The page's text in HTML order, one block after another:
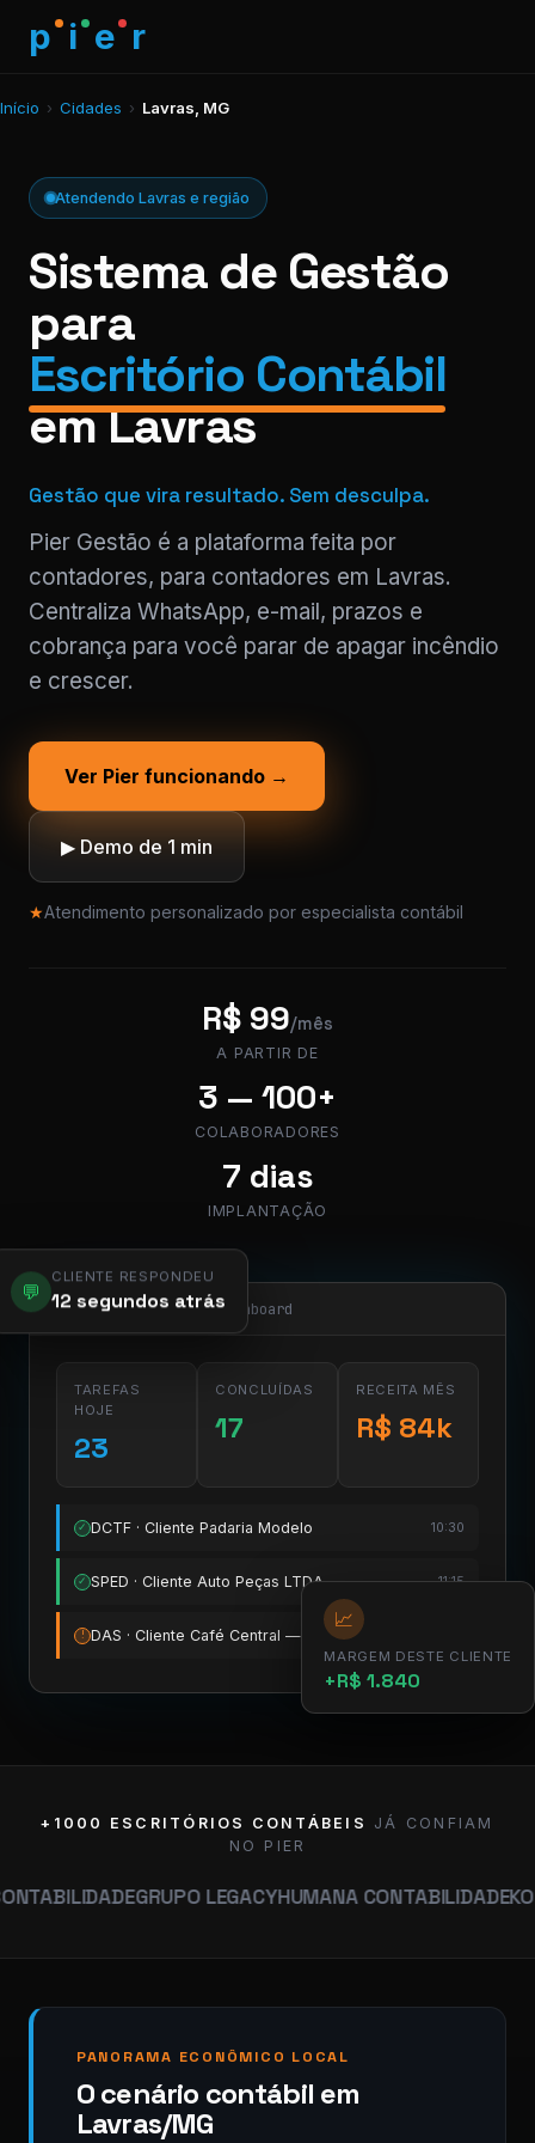
p i e r
Início › Cidades › Lavras, MG
Atendendo Lavras e região
Sistema de Gestão
para
Escritório Contábil
em Lavras
Gestão que vira resultado. Sem desculpa.
Pier Gestão é a plataforma feita por
contadores, para contadores em Lavras.
Centraliza WhatsApp, e-mail, prazos e
cobrança para você parar de apagar incêndio
e crescer.
Ver Pier funcionando →
▶ Demo de 1 min
★Atendimento personalizado por especialista contábil
R$ 99/mês
A PARTIR DE
3 — 100+
COLABORADORES
7 dias
IMPLANTAÇÃO
💬
CLIENTE RESPONDEU
12 segundos atrás
app.pier.mobi/dashboard
TAREFAS
HOJE
23
CONCLUÍDAS
17
RECEITA MÊS
R$ 84k
✓ DCTF · Cliente Padaria Modelo 10:30
✓ SPED · Cliente Auto Peças LTDA 11:15
! DAS · Cliente Café Central — vence amanhã
📈
MARGEM DESTE CLIENTE
+R$ 1.840
+1000 ESCRITÓRIOS CONTÁBEIS
JÁ CONFIAM
NO PIER
GRUPO LEGACYHUMANA CONTABILIDADEKONTIX
PANORAMA ECONÔMICO LOCAL
O cenário contábil em
Lavras/MG